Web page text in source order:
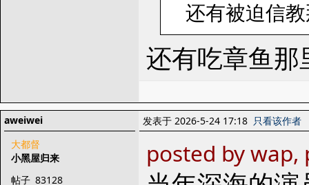
还有被迫信
还有吃章鱼
aweiwei
大都督
小黑屋归来
帖子 83128
发表于 2026-5-24 17:18 只看该作者
posted by wap,